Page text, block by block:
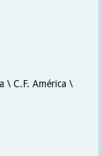
\ C.F. América \